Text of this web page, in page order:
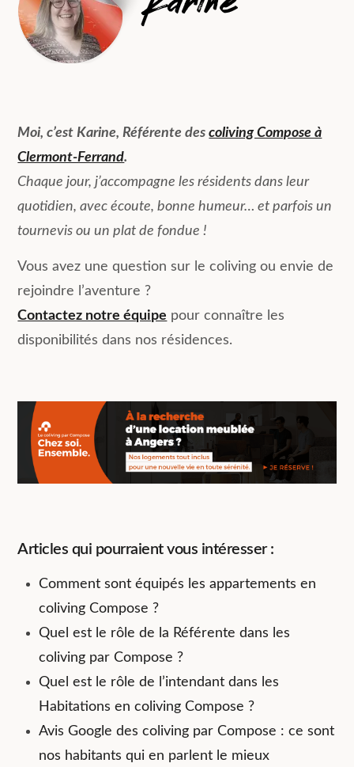
Moi, c’est Karine, Référente descoliving Compose à
Clermont-Ferrand.
Chaque jour, j’accompagne les résidents dans leur
quotidien, avec écoute, bonne humeur… et parfois un
tournevis ou un plat de fondue !
Vous avez une question sur le coliving ou envie de
rejoindre l’aventure ?
Contactez notre équipe pour connaître les
disponibilités dans nos résidences.
Articles qui pourraient vous intéresser :
Comment sont équipés les appartements en
coliving Compose ?
Quel est le rôle de la Référente dans les
coliving par Compose ?
Quel est le rôle de l’intendant dans les
Habitations en coliving Compose ?
Avis Google des coliving par Compose : ce sont
nos habitants qui en parlent le mieux